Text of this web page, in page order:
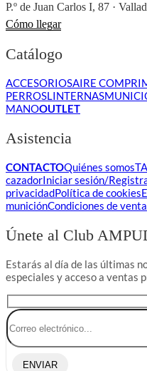
P.º de Juan Carlos I, 87 ·
Cómo llegar
Catálogo
ACCESORIOSAIRE
PERROSLINTERNAS
MANOOUTLET
Asistencia
CONTACTOQuiénes somos
cazadorIniciar sesión/
privacidadPolítica de cookies
municiónCondiciones de venta
Únete al Club
Estarás al día de las últimas
especiales y acceso a ventas
ENVIAR